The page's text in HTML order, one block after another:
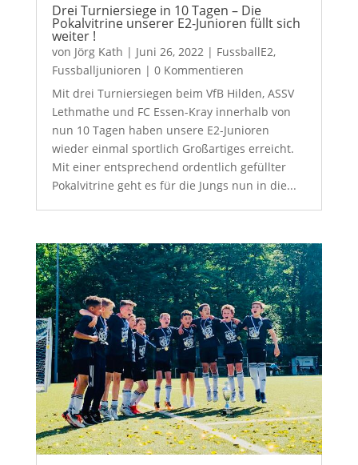
Drei Turniersiege in 10 Tagen – Die
Pokalvitrine unserer E2-Junioren füllt sich
weiter !
von Jörg Kath | Juni 26, 2022| FussballE2,
Fussballjunioren | 0 Kommentieren
Mit drei Turniersiegen beim VfB Hilden, ASSV
Lethmathe und FC Essen-Kray innerhalb von
nun 10 Tagen haben unsere E2-Junioren
wieder einmal sportlich Großartiges erreicht.
Mit einer entsprechend ordentlich gefüllter
Pokalvitrine geht es für die Jungs nun in die...